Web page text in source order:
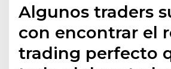
Algunos traders
con encontrar el
trading perfecto